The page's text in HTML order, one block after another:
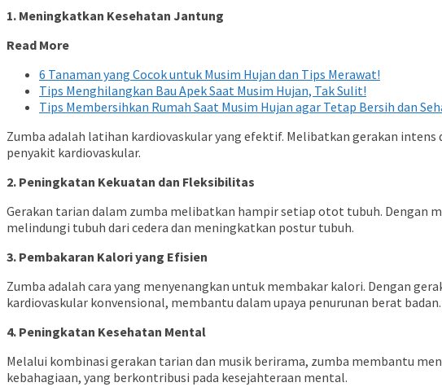
1. Meningkatkan Kesehatan Jantung
Read More
6 Tanaman yang Cocok untuk Musim Hujan dan Tips Merawat!
Tips Menghilangkan Bau Apek Saat Musim Hujan, Tak Sulit!
Tips Membersihkan Rumah Saat Musim Hujan agar Tetap Bersih dan
Zumba adalah latihan kardiovaskular yang efektif. Melibatkan gerakan
penyakit kardiovaskular.
2. Peningkatan Kekuatan dan Fleksibilitas
Gerakan tarian dalam zumba melibatkan hampir setiap otot tubuh. Dengan
melindungi tubuh dari cedera dan meningkatkan postur tubuh.
3. Pembakaran Kalori yang Efisien
Zumba adalah cara yang menyenangkan untuk membakar kalori. Dengan
kardiovaskular konvensional, membantu dalam upaya penurunan berat badan.
4. Peningkatan Kesehatan Mental
Melalui kombinasi gerakan tarian dan musik berirama, zumba membantu
kebahagiaan, yang berkontribusi pada kesejahteraan mental.